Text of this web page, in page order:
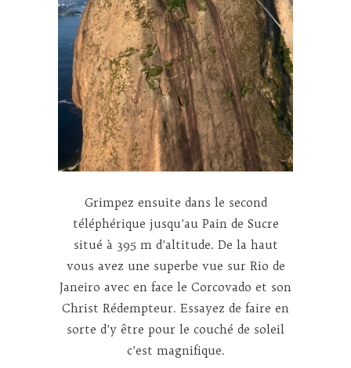
Grimpez ensuite dans le second
téléphérique jusqu’au Pain de Sucre
situé à 395 m d’altitude. De la haut
vous avez une superbe vue sur Rio de
Janeiro avec en face le Corcovado et son
Christ Rédempteur. Essayez de faire en
sorte d’y être pour le couché de soleil
c’est magnifique.